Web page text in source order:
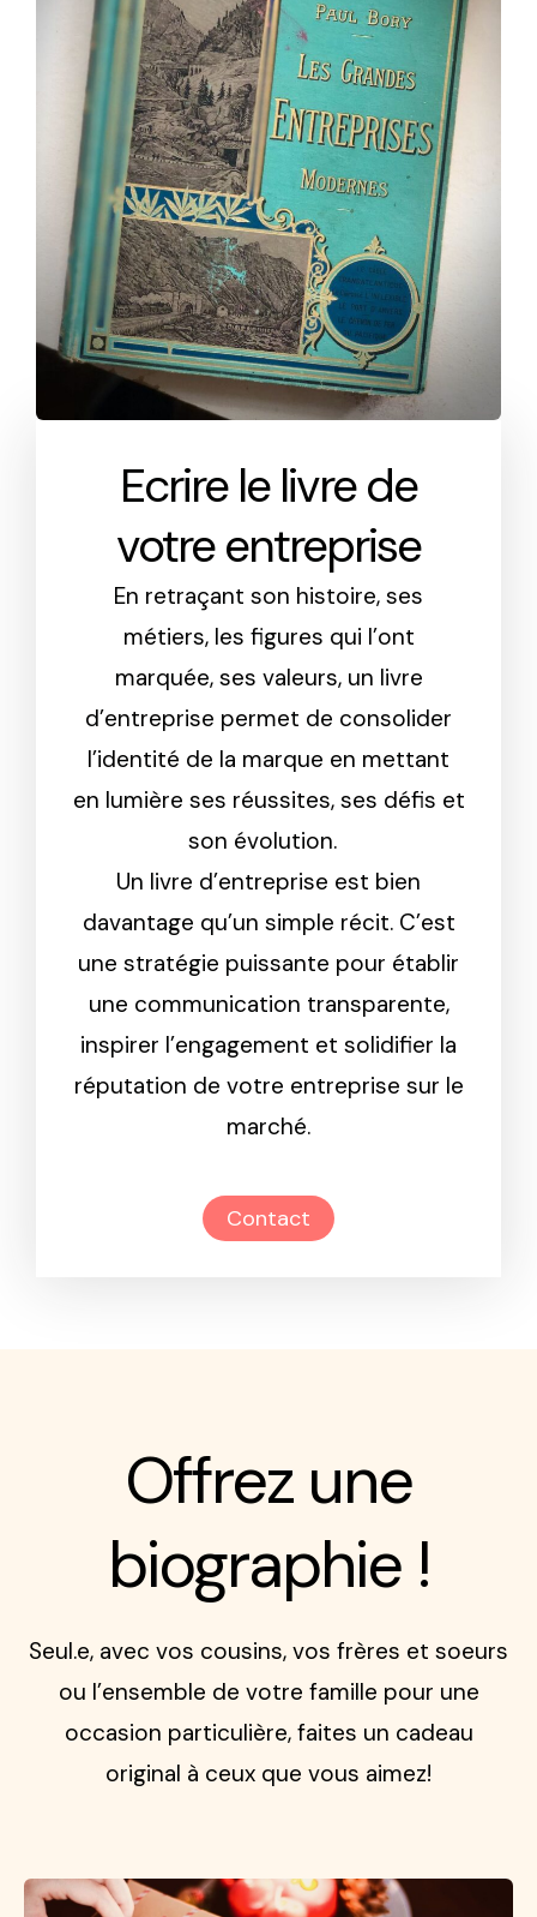
Ecrire le livre de
votre entreprise
En retraçant son histoire, ses
métiers, les figures qui l’ont
marquée, ses valeurs, un livre
d’entreprise permet de consolider
l’identité de la marque en mettant
en lumière ses réussites, ses défis et
son évolution.
Un livre d’entreprise est bien
davantage qu’un simple récit. C’est
une stratégie puissante pour établir
une communication transparente,
inspirer l’engagement et solidifier la
réputation de votre entreprise sur le
marché.
Contact
Offrez une
biographie !
Seul.e, avec vos cousins, vos frères et soeurs
ou l’ensemble de votre famille pour une
occasion particulière, faites un cadeau
original à ceux que vous aimez!